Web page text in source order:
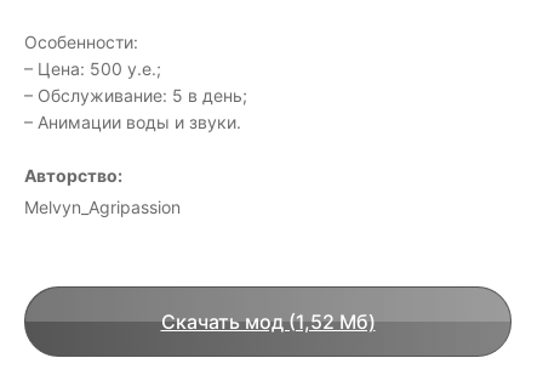
Особенности:
– Цена: 500 у.е.;
– Обслуживание: 5 в день;
– Анимации воды и звуки.
Авторство:
Melvyn_Agripassion
Скачать мод (1,52 Мб)